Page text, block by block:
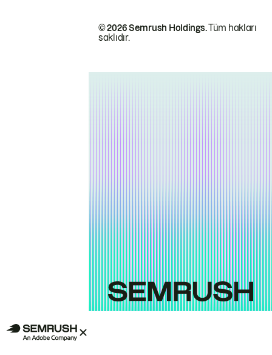
© 2026 Semrush Holdings.Tüm hakları
saklıdır.